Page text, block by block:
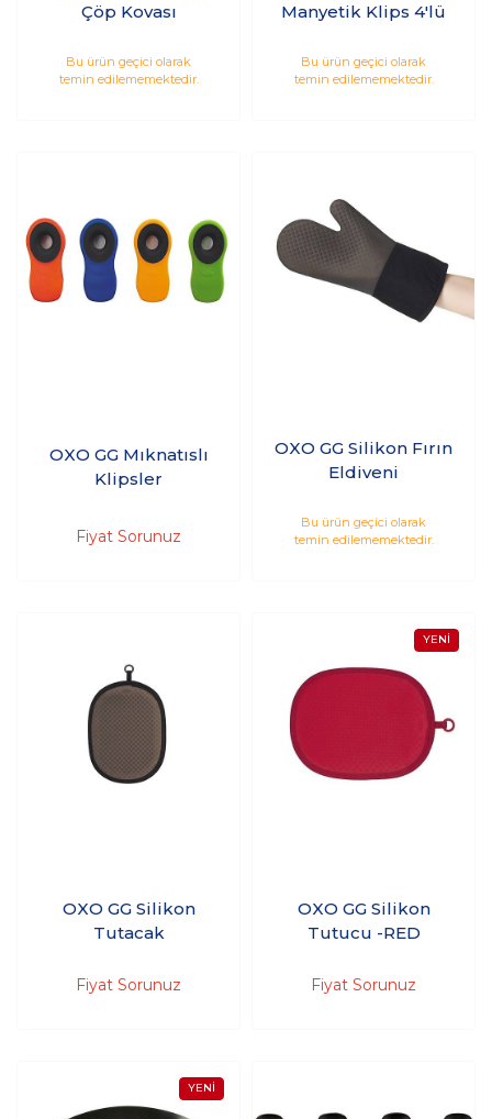
Çöp Kovası
Bu ürün geçici olarak
temin edilememektedir.
Manyetik Klips 4'lü
Bu ürün geçici olarak
temin edilememektedir.
OXO GG Mıknatıslı
Klipsler
Fiyat Sorunuz
OXO GG Silikon Fırın
Eldiveni
Bu ürün geçici olarak
temin edilememektedir.
OXO GG Silikon
Tutacak
Fiyat Sorunuz
OXO GG Silikon
Tutucu -RED
Fiyat Sorunuz